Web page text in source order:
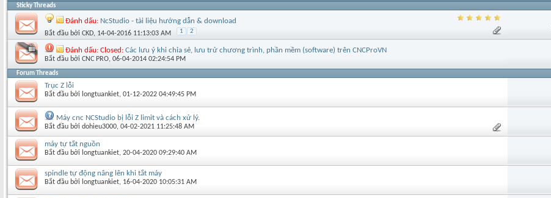
Sticky Threads
Đánh dấu: NcStudio - tài liệu hướng dẫn & download
Bắt đầu bởi CKD‎, 14-04-2016 11:13:03 AM 1 2
Đánh dấu: Closed: Các lưu ý khi chỉa sẻ, lưu trử chương trình, phần mềm (software) trên CNCProVN
Bắt đầu bởi CNC PRO‎, 06-04-2014 02:24:54 PM
Forum Threads
Trục Z lỗi
Bắt đầu bởi longtuankiet‎, 01-12-2022 04:49:45 PM
Máy cnc NCStudio bị lỗi Z limit và cách xử lý.
Bắt đầu bởi dohieu3000‎, 04-02-2021 11:25:48 AM
máy tự tắt nguồn
Bắt đầu bởi longtuankiet‎, 20-04-2020 09:29:40 AM
spindle tự động nâng lên khi tắt máy
Bắt đầu bởi longtuankiet‎, 16-04-2020 10:05:31 AM